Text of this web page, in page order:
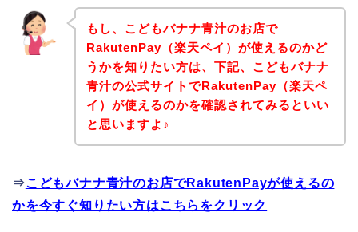
もし、こどもバナナ青汁のお店で
RakutenPay（楽天ペイ）が使えるのかど
うかを知りたい方は、下記、こどもバナナ
青汁の公式サイトでRakutenPay（楽天ペ
イ）が使えるのかを確認されてみるといい
と思いますよ♪
⇒ こどもバナナ青汁のお店でRakutenPayが使えるの
かを今すぐ知りたい方はこちらをクリック